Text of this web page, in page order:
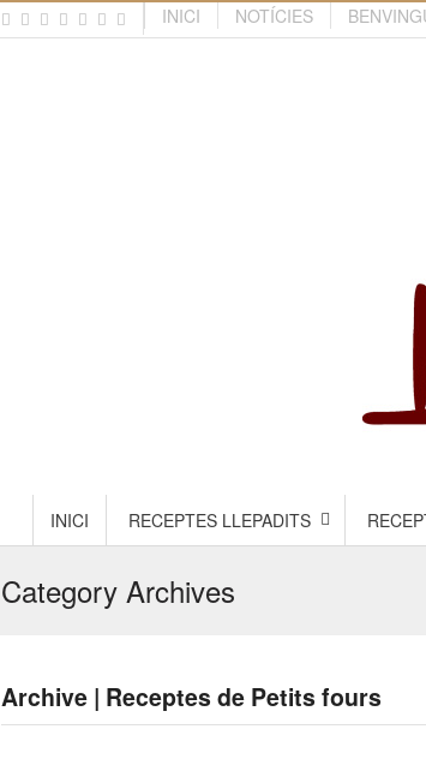
INICI NOTÍCIES
INICI RECEPTES LLEPADITS
Category Archives
Archive | Receptes de Petits fours